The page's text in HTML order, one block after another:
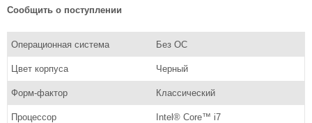
Сообщить о поступлении
Операционная система Без ОС
Цвет корпуса Черный
Форм-фактор Классический
Процессор Intel® Core™ i7